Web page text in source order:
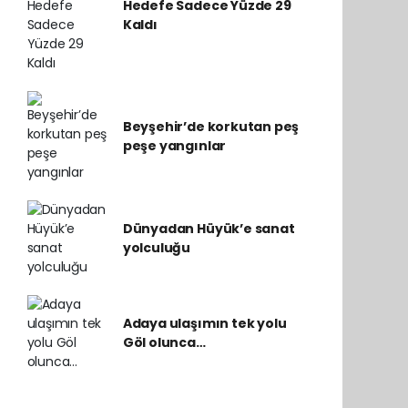
Hedefe Sadece Yüzde 29
Kaldı
Beyşehir’de korkutan peş
peşe yangınlar
Dünyadan Hüyük’e sanat
yolculuğu
Adaya ulaşımın tek yolu
Göl olunca…